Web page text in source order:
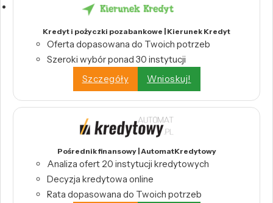
Kredyt i pożyczki pozabankowe | Kierunek Kredyt
Oferta dopasowana do Twoich potrzeb
Szeroki wybór ponad 30 instytucji
Szczegóły
Wnioskuj!
Pośrednik finansowy | AutomatKredytowy
Analiza ofert 20 instytucji kredytowych
Decyzja kredytowa online
Rata dopasowana do Twoich potrzeb